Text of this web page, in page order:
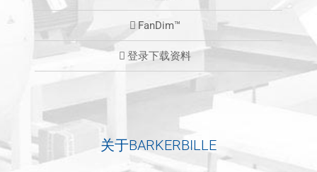
FanDim™
登录下载资料
关于BARKERBILLE